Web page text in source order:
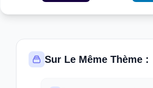
Sur Le Même Thème :